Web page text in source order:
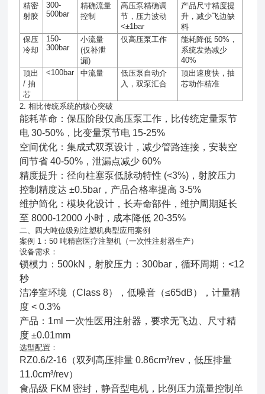
精密
射胶
300-
500bar
精确流量
控制
高压泵精确调
节，压力波动
<±1bar
产品尺寸精度提
升，减少飞边缺
料
保压
冷却
150-
300bar
小流量
(仅补泄
漏)
仅高压泵工作 能耗降低 50% ，
系统发热减少
40%
顶出
/抽
芯
<100bar 中流量
低压泵自动介
入，双泵汇合
顶出速度快，抽
芯动作精准
2. 相比传统系统的核心突破
能耗革命：保压阶段仅高压泵工作，比传统定量泵节
电 30-50%，比变量泵节电 15-25%
空间优化：集成式双泵设计，减少管路连接，安装空
间节省 40-50%，泄漏点减少 60%
精度提升：径向柱塞泵低脉动特性 (<3%)，射胶压力
控制精度达 ±0.5bar，产品合格率提高 3-5%
维护简化：模块化设计，长寿命部件，维护周期延长
至 8000-12000 小时，成本降低 20-35%
二、四大吨位级别注塑机典型应用案例
案例 1：50 吨精密医疗注塑机（一次性注射器生产）
设备需求：
锁模力：500kN，射胶压力：300bar，循环周期：<12
秒
洁净室环境（Class 8），低噪音（≤65dB），计量精
度 < 0.3%
产品：1ml 一次性医用注射器，要求无飞边、尺寸精
度 ±0.01mm
选型配置：
RZ0.6/2-16（双列高压排量 0.86cm³/rev，低压排量
11.0cm³/rev）
食品级 FKM 密封，静音型电机，比例压力流量控制单